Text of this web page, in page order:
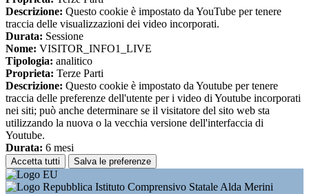
Descrizione: Questo cookie è impostato da YouTube per tenere
traccia delle visualizzazioni dei video incorporati.
Durata: Sessione
Nome: VISITOR_INFO1_LIVE
Tipologia: analitico
Proprieta: Terze Parti
Descrizione: Questo cookie è impostato da Youtube per tenere
traccia delle preferenze dell'utente per i video di Youtube incorporati
nei siti; può anche determinare se il visitatore del sito web sta
utilizzando la nuova o la vecchia versione dell'interfaccia di
Youtube.
Durata: 6 mesi
Accetta tutti Salva le preferenze
Istituto Comprensivo Statale Alda Merini